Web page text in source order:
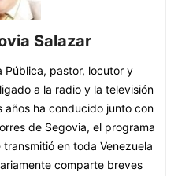
Salazar
Pública, pastor, locutor y
a la radio y la televisión
ha conducido junto con
de Segovia, el programa
transmitió en toda Venezuela
comparte breves